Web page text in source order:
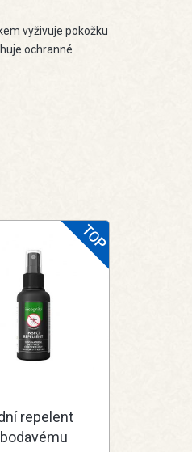
vyživuje pokožku
ochranné
repelent